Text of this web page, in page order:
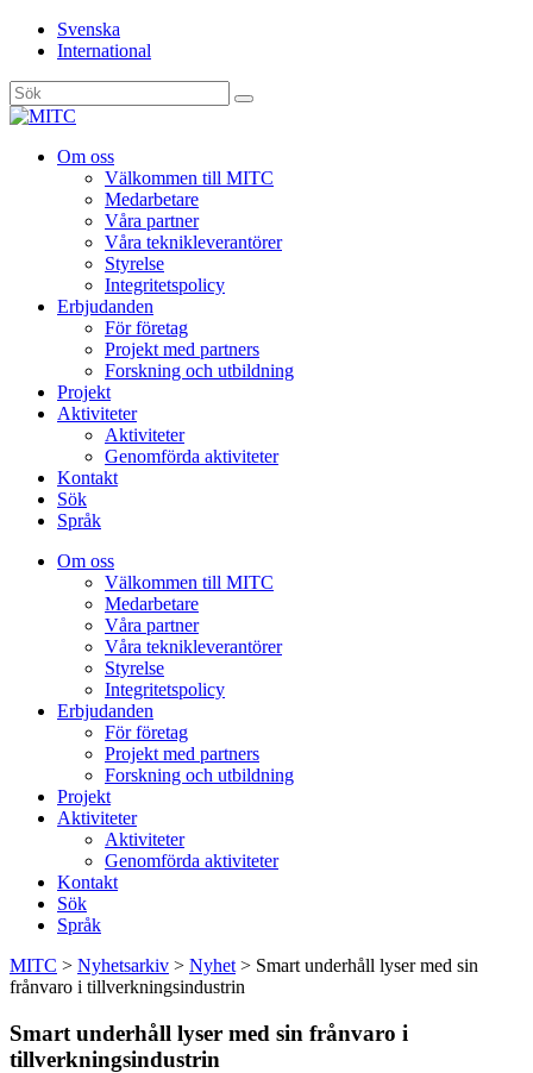
Svenska
International
Sök
efter:
Om oss
Välkommen till MITC
Medarbetare
Våra partner
Våra teknikleverantörer
Styrelse
Integritetspolicy
Erbjudanden
För företag
Projekt med partners
Forskning och utbildning
Projekt
Aktiviteter
Aktiviteter
Genomförda aktiviteter
Kontakt
Sök
Språk
Om oss
Välkommen till MITC
Medarbetare
Våra partner
Våra teknikleverantörer
Styrelse
Integritetspolicy
Erbjudanden
För företag
Projekt med partners
Forskning och utbildning
Projekt
Aktiviteter
Aktiviteter
Genomförda aktiviteter
Kontakt
Sök
Språk
MITC > Nyhetsarkiv > Nyhet > Smart underhåll lyser med sin
frånvaro i tillverkningsindustrin
Smart underhåll lyser med sin frånvaro i
tillverkningsindustrin